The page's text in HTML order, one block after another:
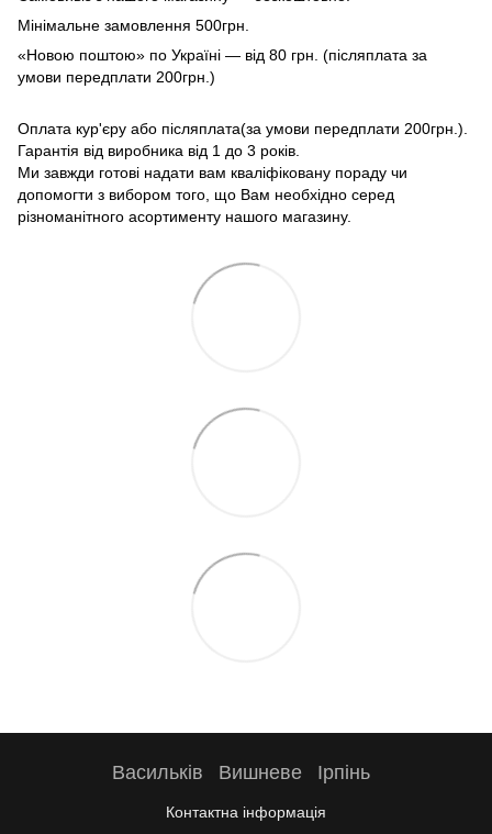
Мінімальне замовлення 500грн.
«Новою поштою» по Україні — від 80 грн. (післяплата за
умови передплати 200грн.)
Оплата кур'єру або післяплата(за умови передплати 200грн.).
Гарантія від виробника від 1 до 3 років.
Ми завжди готові надати вам кваліфіковану пораду чи
допомогти з вибором того, що Вам необхідно серед
різноманітного асортименту нашого магазину.
Васильків Вишневе Ірпінь
Контактна інформація